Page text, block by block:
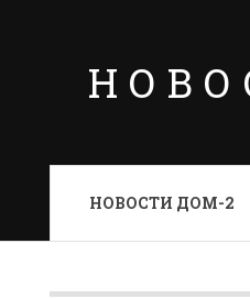
НОВОСТИ ДОМ-2